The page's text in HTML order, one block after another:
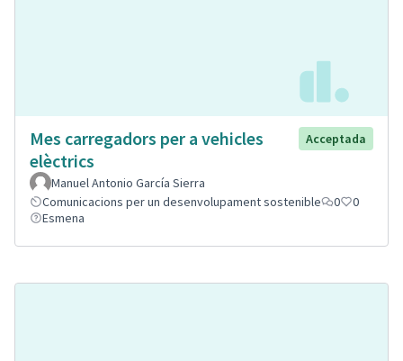
Mes carregadors per a vehicles
elèctrics
Acceptada
Manuel Antonio García Sierra
Comunicacions per un desenvolupament sostenible
0
0
Esmena